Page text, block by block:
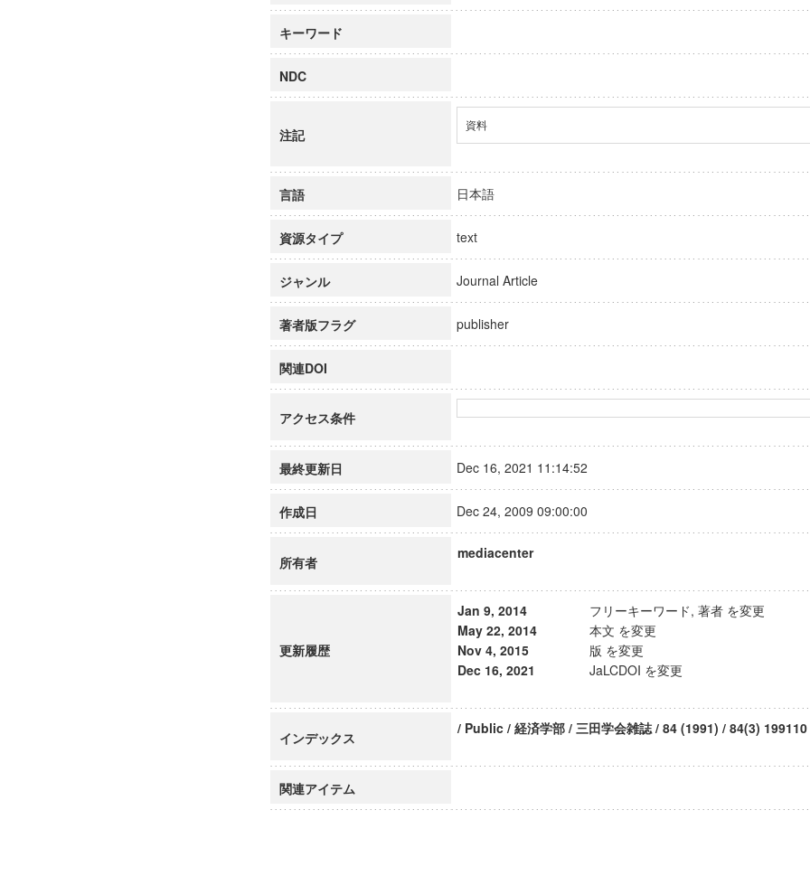
キーワード
NDC
注記
資料
言語 日本語
資源タイプ text
ジャンル Journal Article
著者版フラグ publisher
関連DOI
アクセス条件
最終更新日 Dec 16, 2021 11:14:52
作成日 Dec 24, 2009 09:00:00
所有者
mediacenter
更新履歴
Jan 9, 2014
フリーキーワード, 著者 を変更
May 22, 2014
本文 を変更
Nov 4, 2015
版 を変更
Dec 16, 2021
JaLCDOI を変更
インデックス
/ Public / 経済学部 / 三田学会雑誌 / 84 (1991) / 84(3) 199110
関連アイテム